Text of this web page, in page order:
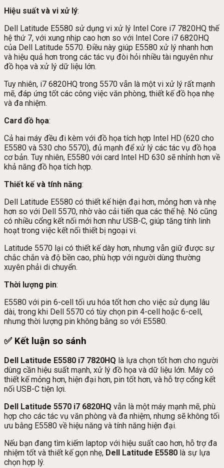
Hiệu suất và vi xử lý:
Dell Latitude E5580 sử dụng vi xử lý Intel Core i7 7820HQ thế
hệ thứ 7, với xung nhịp cao hơn so với Intel Core i7 6820HQ
của Dell Latitude 5570. Điều này giúp E5580 xử lý nhanh hơn
và hiệu quả hơn trong các tác vụ đòi hỏi nhiều tài nguyên như
đồ họa và xử lý dữ liệu lớn.
Tuy nhiên, i7 6820HQ trong 5570 vẫn là một vi xử lý rất mạnh
mẽ, đáp ứng tốt các công việc văn phòng, thiết kế đồ họa nhẹ
và đa nhiệm.
Card đồ họa:
Cả hai máy đều đi kèm với đồ họa tích hợp Intel HD (620 cho
E5580 và 530 cho 5570), đủ mạnh để xử lý các tác vụ đồ họa
cơ bản. Tuy nhiên, E5580 với card Intel HD 630 sẽ nhỉnh hơn về
khả năng đồ họa tích hợp.
Thiết kế và tính năng:
Dell Latitude E5580 có thiết kế hiện đại hơn, mỏng hơn và nhẹ
hơn so với Dell 5570, nhờ vào cải tiến qua các thế hệ. Nó cũng
có nhiều cổng kết nối mới hơn như USB-C, giúp tăng tính linh
hoạt trong việc kết nối thiết bị ngoại vi.
Latitude 5570 lại có thiết kế dày hơn, nhưng vẫn giữ được sự
chắc chắn và độ bền cao, phù hợp với người dùng thường
xuyên phải di chuyển.
Thời lượng pin:
E5580 với pin 6-cell tối ưu hóa tốt hơn cho việc sử dụng lâu
dài, trong khi Dell 5570 có tùy chọn pin 4-cell hoặc 6-cell,
nhưng thời lượng pin không bằng so với E5580.
✅ Kết luận so sánh
Dell Latitude E5580 i7 7820HQ là lựa chọn tốt hơn cho người
dùng cần hiệu suất mạnh, xử lý đồ họa và dữ liệu lớn. Máy có
thiết kế mỏng hơn, hiện đại hơn, pin tốt hơn, và hỗ trợ cổng kết
nối USB-C tiện lợi.
Dell Latitude 5570 i7 6820HQ vẫn là một máy mạnh mẽ, phù
hợp cho các tác vụ văn phòng và đa nhiệm, nhưng sẽ không tối
ưu bằng E5580 về hiệu năng và tính năng hiện đại.
Nếu bạn đang tìm kiếm laptop với hiệu suất cao hơn, hỗ trợ đa
nhiệm tốt và thiết kế gọn nhẹ, Dell Latitude E5580 là sự lựa
chọn hợp lý.